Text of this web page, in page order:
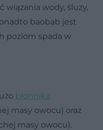
wiązania wody, śluzy,
baobab jest
poziom spada w
błonnika
masy owocu) oraz
masy owocu).